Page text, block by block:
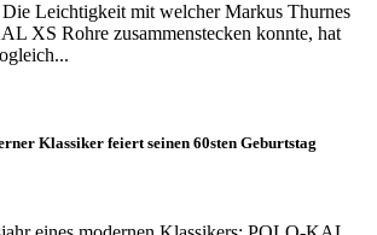
Die Leichtigkeit mit welcher Markus Thurnes
XS Rohre zusammenstecken konnte, hat
Klassiker feiert seinen 60sten Geburtstag